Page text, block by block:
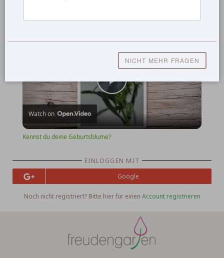
Play
Video
Kennst du deine Geburtsblume?
Watch on
Kennst du deine Geburtsblume?
EINLOGGEN MIT
Google
Noch nicht registriert? Bitte hier für einen Account registrieren
NICHT MEHR FRAGEN